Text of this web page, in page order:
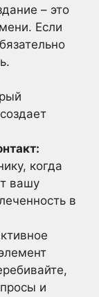
– это
Если
когда
вашу
в
и